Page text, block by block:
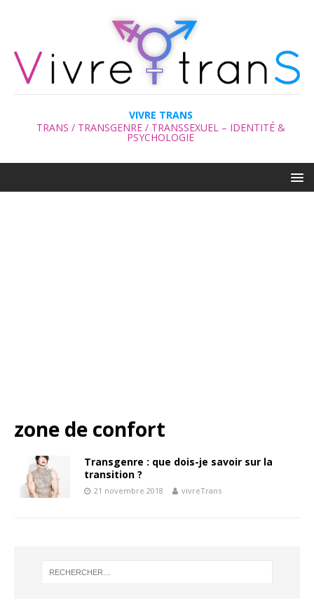
VIVRE TRANS
TRANS / TRANSGENRE / TRANSSEXUEL – IDENTITÉ &
PSYCHOLOGIE
zone de confort
Transgenre : que dois-je savoir sur la
transition ?
21 novembre 2018 vivreTrans